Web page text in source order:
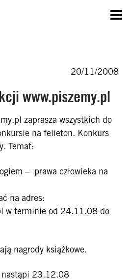
20/11/2008
www.piszemy.pl
zaprasza wszystkich do
na felieton. Konkurs
Temat:
– prawa człowieka na
na adres:
w terminie od 24.11.08 do
nagrody książkowe.
nastąpi 23.12.08